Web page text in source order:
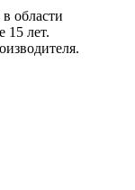
области
15 лет.